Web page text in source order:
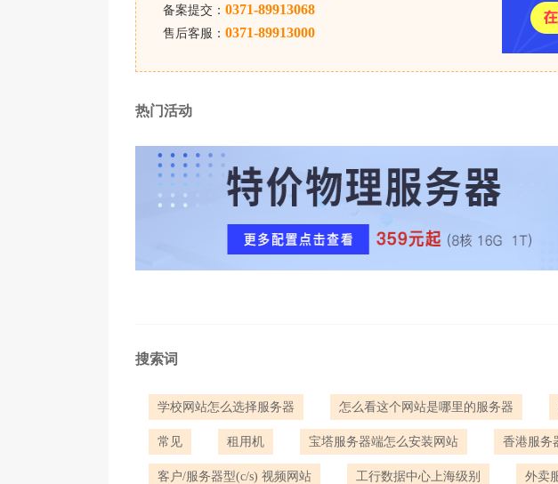
备案提交： 0371-89913068
售后客服： 0371-89913000
热门活动
搜索词
学校网站怎么选择服务器 怎么看这个网站是哪里的服务器
常见 租用机 宝塔服务器端怎么安装网站 香港服务
客户/服务器型(c/s) 视频网站 工行数据中心上海级别 外卖